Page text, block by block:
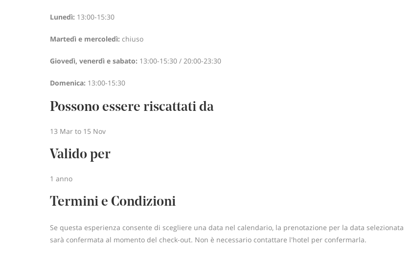
Lunedì: 13:00-15:30
Martedì e mercoledì: chiuso
Giovedì, venerdì e sabato: 13:00-15:30 / 20:00-23:30
Domenica: 13:00-15:30
Possono essere riscattati da
13 Mar to 15 Nov
Valido per
1 anno
Termini e Condizioni
Se questa esperienza consente di scegliere una data nel calendario, la prenotazione per la data selezionata
sarà confermata al momento del check-out. Non è necessario contattare l'hotel per confermarla.